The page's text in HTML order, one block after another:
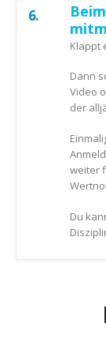
6.
Klappt
Dann
Video
der
weiter
Du